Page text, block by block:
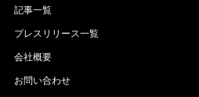
記事一覧
プレスリリース一覧
会社概要
お問い合わせ